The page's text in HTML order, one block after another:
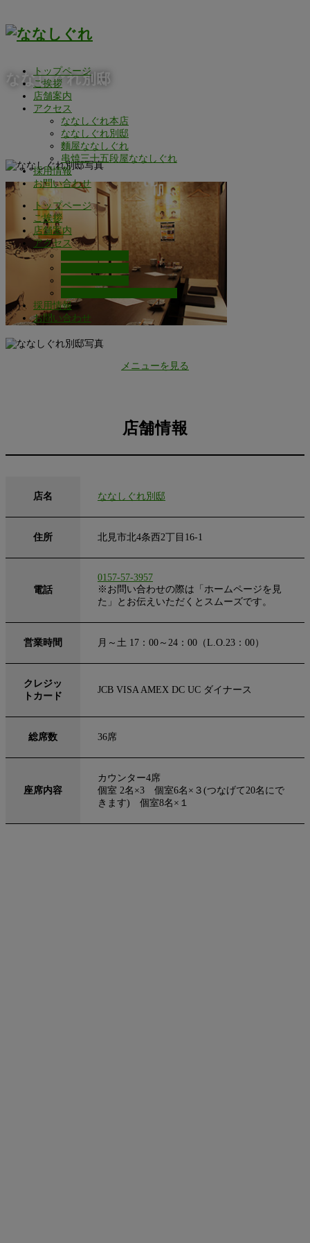
トップページ
ご挨拶
店舗案内
アクセス
ななしぐれ本店
ななしぐれ別邸
麵屋ななしぐれ
串焼三十五段屋ななしぐれ
採用情報
お問い合わせ
トップページ
ご挨拶
店舗案内
アクセス
採用情報
お問い合わせ
ななしぐれ別邸
メニューを見る
店舗情報
店名 ななしぐれ別邸
住所 北見市北4条西2丁目16-1
電話
0157-57-3957
※お問い合わせの際は「ホームページを見
た」とお伝えいただくとスムーズです。
営業時間 月～土 17：00～24：00（L.O.23：00）
クレジッ
トカード
JCB VISA AMEX DC UC ダイナース
総席数 36席
座席内容
カウンター4席
個室 2名×3 個室6名×３(つなげて20名にで
きます) 個室8名×１